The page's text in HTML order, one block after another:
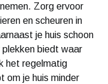
Zorg ervoor
en scheuren in
je huis schoon
plekken biedt waar
het regelmatig
om je huis minder